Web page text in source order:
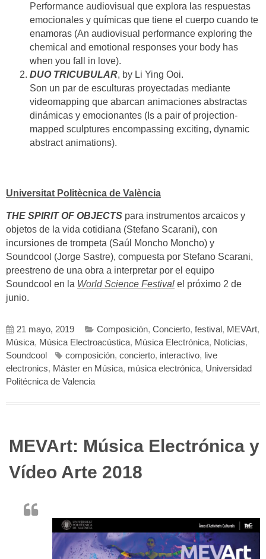
Performance audiovisual que explora las respuestas
emocionales y químicas que tiene el cuerpo cuando te
enamoras (An audiovisual performance exploring the
chemical and emotional responses your body has
when you fall in love).
DUO TRICUBULAR, by Li Ying Ooi.
Son un par de esculturas proyectadas mediante
videomapping que abarcan animaciones abstractas
dinámicas y emocionantes (Is a pair of projection-
mapped sculptures encompassing exciting, dynamic
abstract animations).
Universitat Politècnica de València
THE SPIRIT OF OBJECTS para instrumentos arcaicos y
objetos de la vida cotidiana (Stefano Scarani), con
incursiones de trompeta (Saúl Moncho Moncho) y
Soundcool (Jorge Sastre), compuesta por Stefano Scarani,
preestreno de una obra a interpretar por el equipo
Soundcool en la World Science Festival el próximo 2 de
junio.
21 mayo, 2019 Composición, Concierto, festival , MEVArt,
Música, Música Electroacústica, Música Electrónica, Noticias,
Soundcool
composición, concierto, interactivo, live
electronics, Máster en Música, música electrónica, Universidad
Politécnica de Valencia
MEVArt: Música Electrónica y
Vídeo Arte 2018